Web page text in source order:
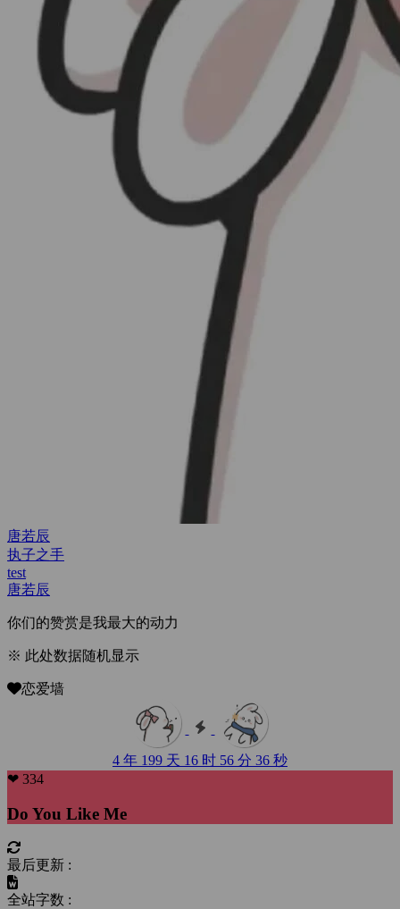
唐若辰
执子之手
test
唐若辰
你们的赞赏是我最大的动力
※ 此处数据随机显示
恋爱墙
4 年 199 天 16 时 56 分 37 秒
❤ 334
Do You Like Me
最后更新 :
全站字数 :